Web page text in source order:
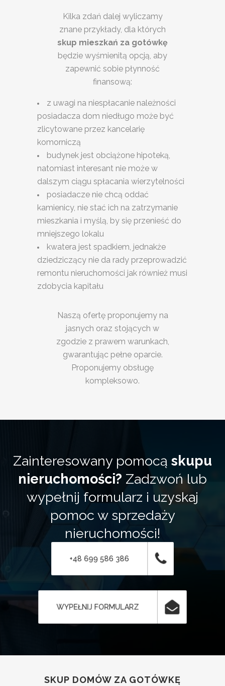
Kilka zdań dalej wyliczamy
znane przykłady, dla których
skup mieszkań za gotówkę
będzie wyśmienitą opcją, aby
zapewnić sobie płynność
finansową:
z uwagi na niespłacanie należności
posiadacza dom niedługo może być
zlicytowane przez kancelarię
komorniczą
budynek jest obciążone hipoteką,
natomiast interesant nie może w
dalszym ciągu spłacania wierzytelności
posiadacze nie chcą oddać
kamienicy, nie stać ich na zatrzymanie
mieszkania i myślą, by się przenieść do
mniejszego lokalu
kwatera jest spadkiem, jednakże
dziedziczący nie da rady przeprowadzić
remontu nieruchomości jak również musi
zdobycia kapitału
Naszą ofertę proponujemy na
jasnych oraz stojących w
zgodzie z prawem warunkach,
gwarantując pełne oparcie.
Proponujemy obsługę
kompleksowo.
Zainteresowany pomocą skupu
nieruchomości? Zadzwoń lub
wypełnij formularz i uzyskaj
pomoc w sprzedaży
nieruchomości!
+48 699 586 386
WYPEŁNIJ FORMULARZ
SKUP DOMÓW ZA GOTÓWKĘ